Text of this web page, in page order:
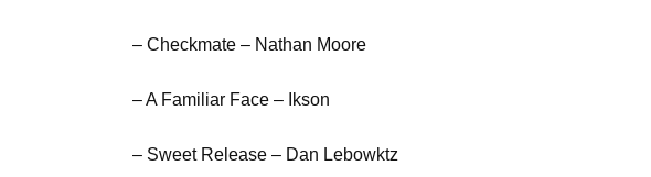
– Checkmate – Nathan Moore
– A Familiar Face – Ikson
– Sweet Release – Dan Lebowktz